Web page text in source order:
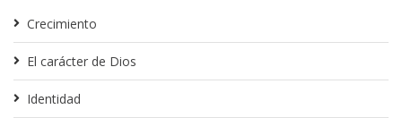
Crecimiento
El carácter de Dios
Identidad